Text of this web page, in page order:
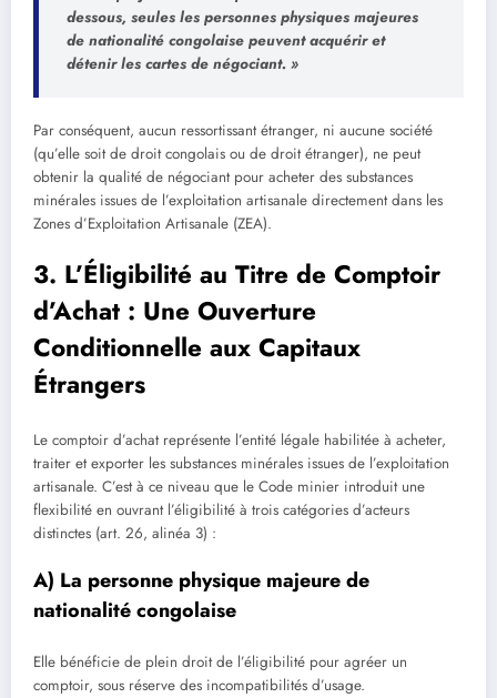
dessous, seules les personnes physiques majeures
de nationalité congolaise peuvent acquérir et
détenir les cartes de négociant. »
Par conséquent, aucun ressortissant étranger, ni aucune société
(qu’elle soit de droit congolais ou de droit étranger), ne peut
obtenir la qualité de négociant pour acheter des substances
minérales issues de l’exploitation artisanale directement dans les
Zones d’Exploitation Artisanale (ZEA).
3. L’Éligibilité au Titre de Comptoir
d’Achat : Une Ouverture
Conditionnelle aux Capitaux
Étrangers
Le comptoir d’achat représente l’entité légale habilitée à acheter,
traiter et exporter les substances minérales issues de l’exploitation
artisanale. C’est à ce niveau que le Code minier introduit une
flexibilité en ouvrant l’éligibilité à trois catégories d’acteurs
distinctes (art. 26, alinéa 3) :
A) La personne physique majeure de
nationalité congolaise
Elle bénéficie de plein droit de l’éligibilité pour agréer un
comptoir, sous réserve des incompatibilités d’usage.